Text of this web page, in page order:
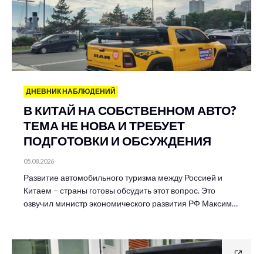
ДНЕВНИК НАБЛЮДЕНИЙ
В КИТАЙ НА СОБСТВЕННОМ АВТО?
ТЕМА НЕ НОВА И ТРЕБУЕТ
ПОДГОТОВКИ И ОБСУЖДЕНИЯ
05.08.2026
Развитие автомобильного туризма между Россией и
Китаем – страны готовы обсудить этот вопрос. Это
озвучил министр экономического развития РФ Максим…